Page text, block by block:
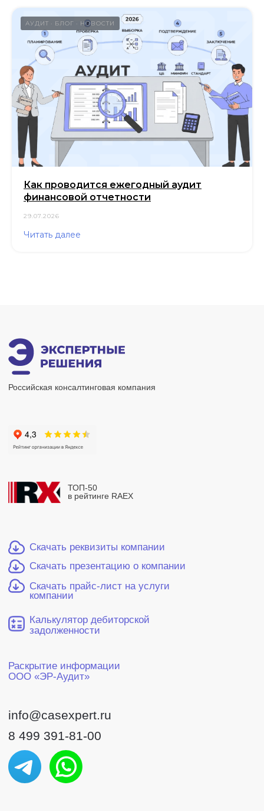
АУДИТ БЛОГ НОВОСТИ
Как проводится ежегодный аудит
финансовой отчетности
29.07.2026
Читать далее